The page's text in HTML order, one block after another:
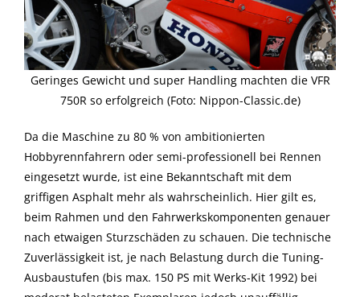
Geringes Gewicht und super Handling machten die VFR
750R so erfolgreich (Foto: Nippon-Classic.de)
Da die Maschine zu 80 % von ambitionierten
Hobbyrennfahrern oder semi-professionell bei Rennen
eingesetzt wurde, ist eine Bekanntschaft mit dem
griffigen Asphalt mehr als wahrscheinlich. Hier gilt es,
beim Rahmen und den Fahrwerkskomponenten genauer
nach etwaigen Sturzschäden zu schauen. Die technische
Zuverlässigkeit ist, je nach Belastung durch die Tuning-
Ausbaustufen (bis max. 150 PS mit Werks-Kit 1992) bei